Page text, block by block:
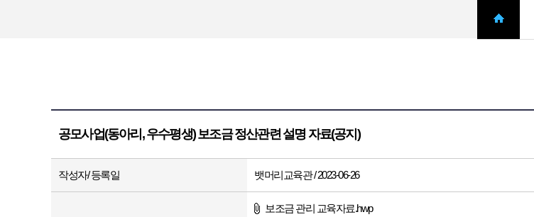
공모사업(동아리, 우수평생) 보조금 정산관련 설명 자료(공지)
작성자/ 등록일 뱃머리교육관 / 2023-06-26
보조금 관리 교육자료.hwp